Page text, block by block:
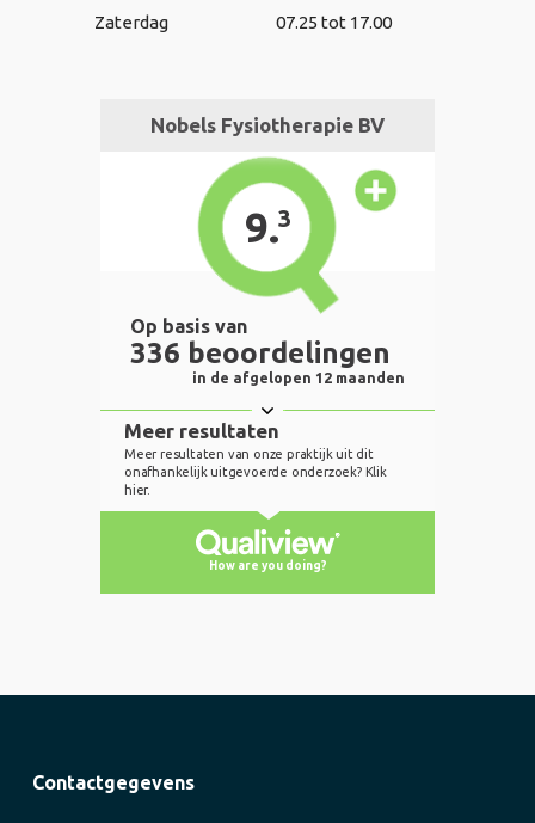
Zaterdag
07.25 tot 17.00
Contactgegevens